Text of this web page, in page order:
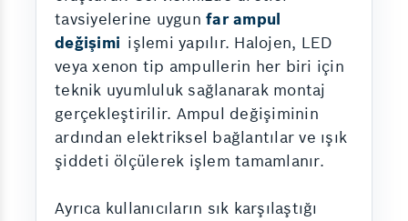
tavsiyelerine uygun far ampul
değişimi işlemi yapılır. Halojen, LED
veya xenon tip ampullerin her biri için
teknik uyumluluk sağlanarak montaj
gerçekleştirilir. Ampul değişiminin
ardından elektriksel bağlantılar ve ışık
şiddeti ölçülerek işlem tamamlanır.
Ayrıca kullanıcıların sık karşılaştığı